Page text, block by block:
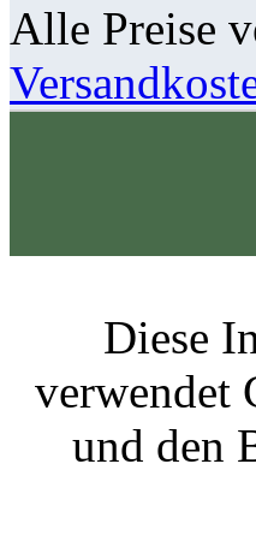
Alle Preise
Diese
verwendet
und den